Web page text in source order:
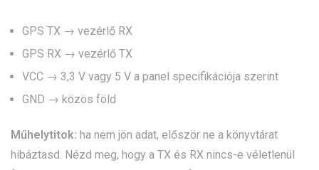
GPS TX → vezérlő RX
GPS RX → vezérlő TX
VCC → 3,3 V vagy 5 V a panel specifikációja szerint
GND → közös föld
Műhelytitok: ha nem jön adat, először ne a könyvtárat
hibáztasd. Nézd meg, hogy a TX és RX nincs-e véletlenül